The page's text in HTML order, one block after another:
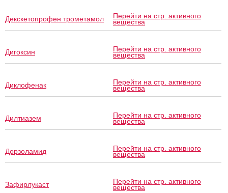
Декскетопрофен трометамол Перейти на стр. активного
вещества
Дигоксин Перейти на стр. активного
вещества
Диклофенак Перейти на стр. активного
вещества
Дилтиазем Перейти на стр. активного
вещества
Дорзоламид Перейти на стр. активного
вещества
Зафирлукаст Перейти на стр. активного
вещества